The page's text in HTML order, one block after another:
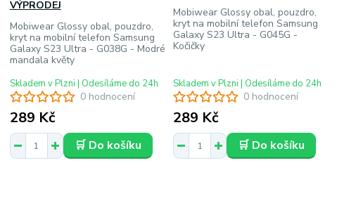
0 hodnocení
VÝPRODEJ
Mobiwear Glossy obal, pouzdro,
kryt na mobilní telefon Samsung
Galaxy S23 Ultra - G038G - Modré
mandala květy
289 Kč
Skladem v Plzni | Odesíláme do 24h
🛒 Do košíku
0 hodnocení
Mobiwear Glossy obal, pouzdro,
kryt na mobilní telefon Samsung
Galaxy S23 Ultra - G045G -
Kočičky
289 Kč
Skladem v Plzni | Odesíláme do 24h
🛒 Do košíku